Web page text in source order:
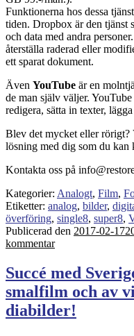
Funktionerna hos dessa
tiden. Dropbox är den tjänst
och data med andra
återställa raderad eller
ett sparat dokument.
Även YouTube är en
de man själv väljer.
redigera, sätta in texter,
Blev det mycket eller rörigt?
lösning med dig som du kan
Kontakta oss på
Kategorier: Analogt, Film,
Etiketter: analog, bilder,
överföring, single8, super8,
Publicerad den 2017-02-17
kommentar
Succé med
smalfilm och av
diabilder!